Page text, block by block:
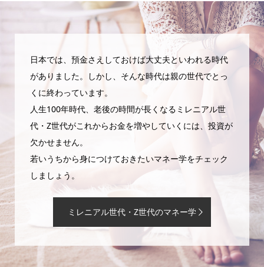
日本では、預金さえしておけば大丈夫といわれる時代
がありました。しかし、そんな時代は親の世代でとっ
くに終わっています。
人生100年時代、老後の時間が長くなるミレニアル世
代・Z世代がこれからお金を増やしていくには、投資が
欠かせません。
若いうちから身につけておきたいマネー学をチェック
しましょう。
ミレニアル世代・Z世代のマネー学